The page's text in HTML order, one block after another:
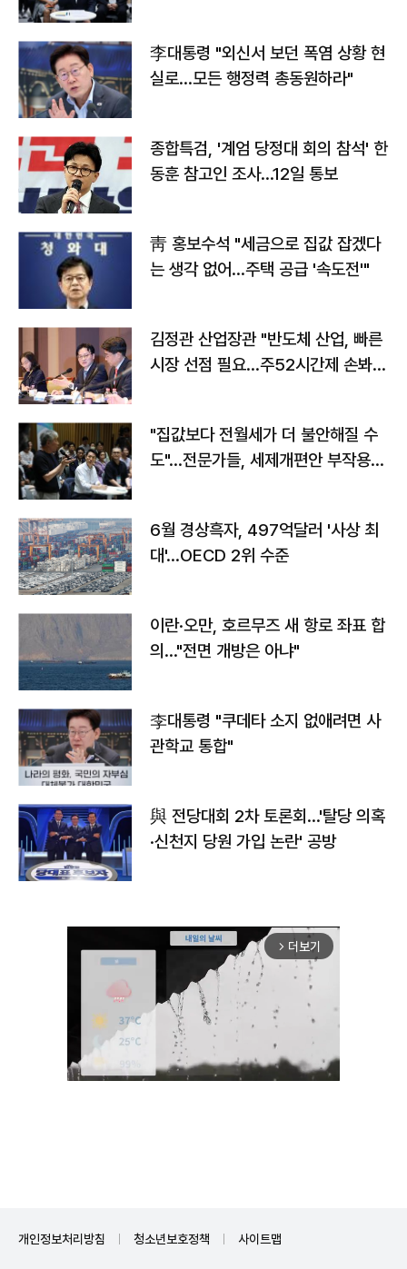
李대통령 "외신서 보던 폭염 상황 현
실로…모든 행정력 총동원하라"
종합특검, '계엄 당정대 회의 참석' 한
동훈 참고인 조사...12일 통보
靑 홍보수석 "세금으로 집값 잡겠다
는 생각 없어…주택 공급 '속도전'"
김정관 산업장관 "반도체 산업, 빠른
시장 선점 필요…주52시간제 손봐
"집값보다 전월세가 더 불안해질 수
도"…전문가들, 세제개편안 부작용
6월 경상흑자, 497억달러 '사상 최
대'…OECD 2위 수준
이란·오만, 호르무즈 새 항로 좌표 합
의…"전면 개방은 아냐"
李대통령 "쿠데타 소지 없애려면 사
관학교 통합"
與 전당대회 2차 토론회…'탈당 의혹
·신천지 당원 가입 논란' 공방
arrow_forward_ios 더보기
개인정보처리방침 청소년보호정책 사이트맵